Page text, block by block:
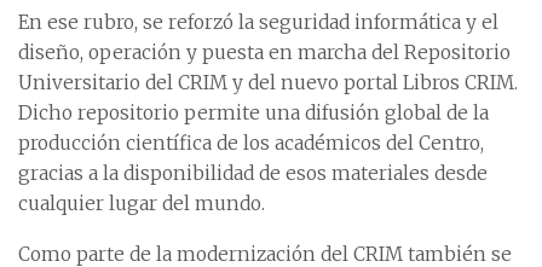
En ese rubro, se reforzó la seguridad informática y el
diseño, operación y puesta en marcha del Repositorio
Universitario del CRIM y del nuevo portal Libros CRIM.
Dicho repositorio permite una difusión global de la
producción científica de los académicos del Centro,
gracias a la disponibilidad de esos materiales desde
cualquier lugar del mundo.
Como parte de la modernización del CRIM también se